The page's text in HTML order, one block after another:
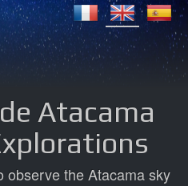
Atacama
observe the Atacama sky